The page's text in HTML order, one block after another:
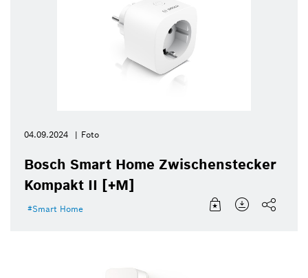
04.09.2024 Foto
Bosch Smart Home Zwischenstecker
Kompakt II [+M]
Smart Home